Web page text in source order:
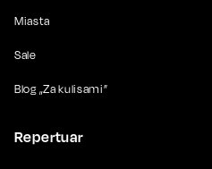
Miasta
Sale
Blog „Za kulisami”
Repertuar